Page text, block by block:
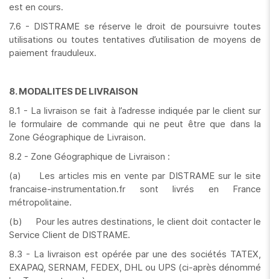
est en cours.
7.6 - DISTRAME se réserve le droit de poursuivre toutes
utilisations ou toutes tentatives d’utilisation de moyens de
paiement frauduleux.
8. MODALITES DE LIVRAISON
8.1 - La livraison se fait à l’adresse indiquée par le client sur
le formulaire de commande qui ne peut être que dans la
Zone Géographique de Livraison.
8.2 - Zone Géographique de Livraison :
(a) Les articles mis en vente par DISTRAME sur le site
francaise-instrumentation.fr sont livrés en France
métropolitaine.
(b) Pour les autres destinations, le client doit contacter le
Service Client de DISTRAME.
8.3 - La livraison est opérée par une des sociétés TATEX,
EXAPAQ, SERNAM, FEDEX, DHL ou UPS (ci-après dénommé